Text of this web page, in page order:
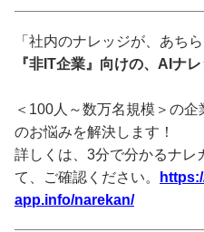
「社内のナレッジが、あち
『非IT企業』向けの、AIナ
＜100人～数万名規模＞の
のお悩みを解決します！
詳しくは、3分で分かるナレ
て、ご確認ください。
app.info/narekan/